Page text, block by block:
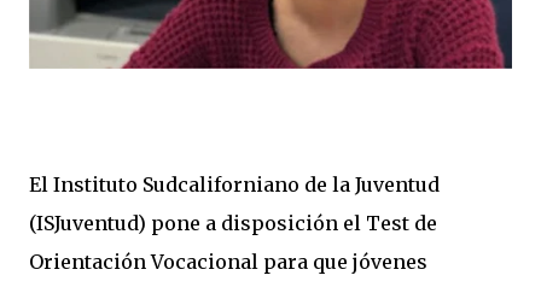
El Instituto Sudcaliforniano de la Juventud
(ISJuventud) pone a disposición el Test de
Orientación Vocacional para que jóvenes